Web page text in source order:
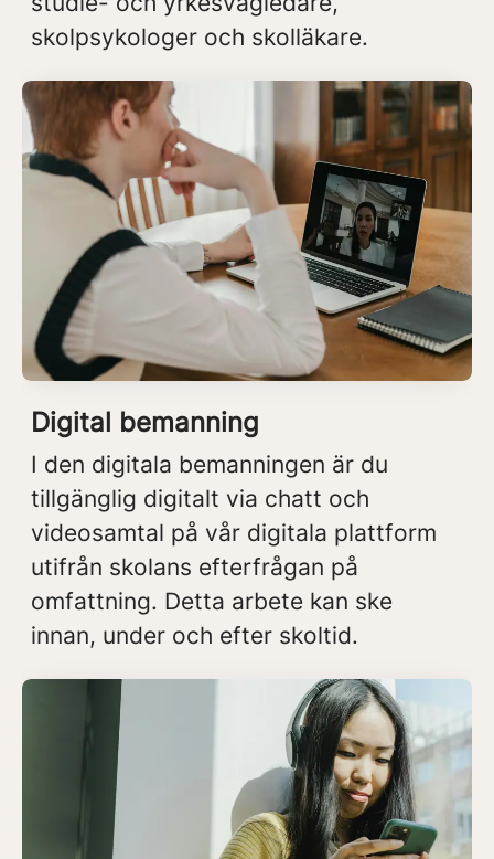
skolpsykologer och skolläkare.
Digital bemanning
I den digitala bemanningen är du
tillgänglig digitalt via chatt och
videosamtal på vår digitala plattform
utifrån skolans efterfrågan på
omfattning. Detta arbete kan ske
innan, under och efter skoltid.